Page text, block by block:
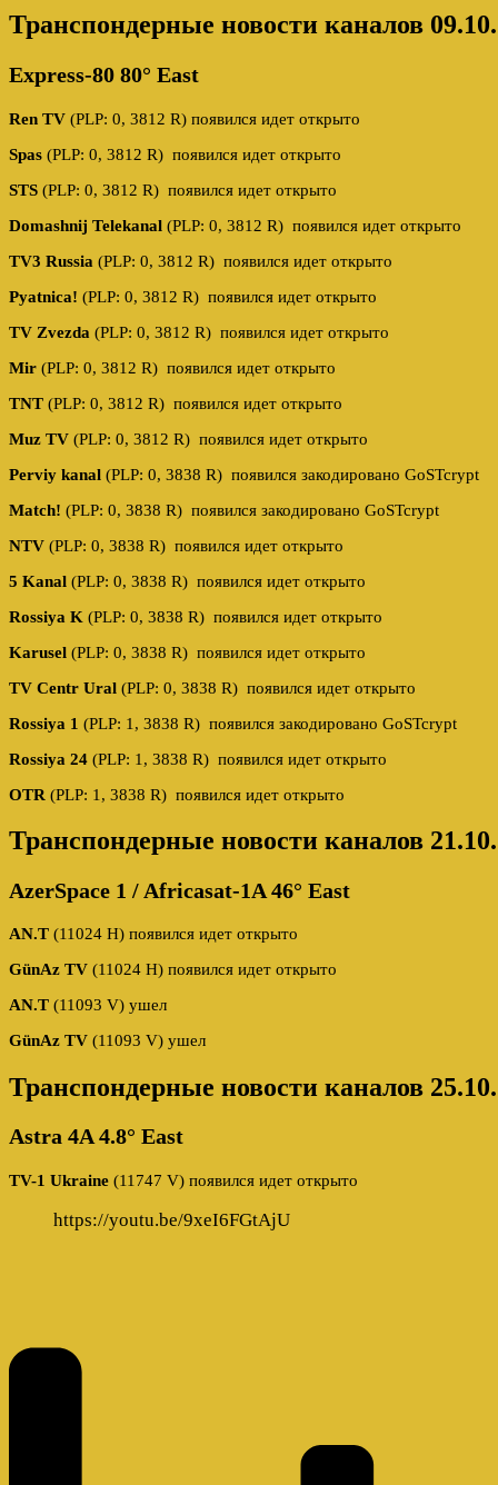
Транспондерные новости каналов
Express-80 80° East
Ren TV (PLP: 0, 3812 R) появился идет открыто
Spas (PLP: 0, 3812 R) появился идет открыто
STS (PLP: 0, 3812 R) появился идет открыто
Domashnij Telekanal (PLP: 0, 3812 R) появился идет открыто
TV3 Russia (PLP: 0, 3812 R) появился идет открыто
Pyatnica! (PLP: 0, 3812 R) появился идет открыто
TV Zvezda (PLP: 0, 3812 R) появился идет открыто
Mir (PLP: 0, 3812 R) появился идет открыто
TNT (PLP: 0, 3812 R) появился идет открыто
Muz TV (PLP: 0, 3812 R) появился идет открыто
Perviy kanal (PLP: 0, 3838 R) появился закодировано GoSTcrypt
Match! (PLP: 0, 3838 R) появился закодировано GoSTcrypt
NTV (PLP: 0, 3838 R) появился идет открыто
5 Kanal (PLP: 0, 3838 R) появился идет открыто
Rossiya K (PLP: 0, 3838 R) появился идет открыто
Karusel (PLP: 0, 3838 R) появился идет открыто
TV Centr Ural (PLP: 0, 3838 R) появился идет открыто
Rossiya 1 (PLP: 1, 3838 R) появился закодировано GoSTcrypt
Rossiya 24 (PLP: 1, 3838 R) появился идет открыто
OTR (PLP: 1, 3838 R) появился идет открыто
Транспондерные новости каналов
AzerSpace 1 / Africasat-1A 46° East
AN.T (11024 H) появился идет открыто
GünAz TV (11024 H) появился идет открыто
AN.T (11093 V) ушел
GünAz TV (11093 V) ушел
Транспондерные новости каналов
Astra 4A 4.8° East
TV-1 Ukraine (11747 V) появился идет открыто
https://youtu.be/9xeI6FGtAjU